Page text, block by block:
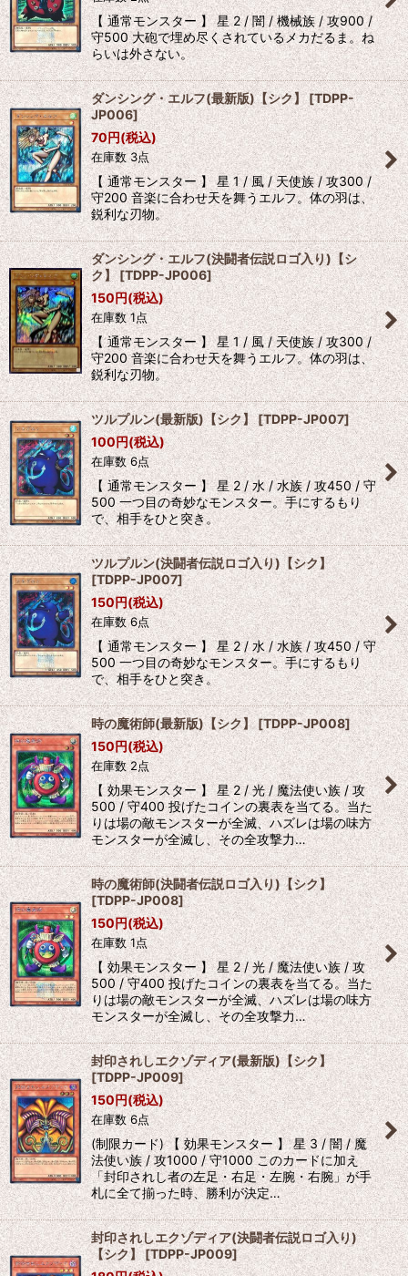
【 通常モンスター 】 星 2 / 闇 / 機械族 / 攻900 /
守500 大砲で埋め尽くされているメカだるま。ね
らいは外さない。
ダンシング・エルフ(最新版)【シク】[TDPP-
JP006]
70円(税込)
在庫数 3点
【 通常モンスター 】 星 1 / 風 / 天使族 / 攻300 /
守200 音楽に合わせ天を舞うエルフ。体の羽は、
鋭利な刃物。
ダンシング・エルフ(決闘者伝説ロゴ入り)【シ
ク】[TDPP-JP006]
150円(税込)
在庫数 1点
【 通常モンスター 】 星 1 / 風 / 天使族 / 攻300 /
守200 音楽に合わせ天を舞うエルフ。体の羽は、
鋭利な刃物。
ツルプルン(最新版)【シク】 [TDPP-JP007]
100円(税込)
在庫数 6点
【 通常モンスター 】 星 2 / 水 / 水族 / 攻450 / 守
500 一つ目の奇妙なモンスター。手にするもり
で、相手をひと突き。
ツルプルン(決闘者伝説ロゴ入り)【シク】
[TDPP-JP007]
150円(税込)
在庫数 6点
【 通常モンスター 】 星 2 / 水 / 水族 / 攻450 / 守
500 一つ目の奇妙なモンスター。手にするもり
で、相手をひと突き。
時の魔術師(最新版)【シク】 [TDPP-JP008]
150円(税込)
在庫数 2点
【 効果モンスター 】 星 2 / 光 / 魔法使い族 / 攻
500 / 守400 投げたコインの裏表を当てる。当た
りは場の敵モンスターが全滅、ハズレは場の味方
モンスターが全滅し、その全攻撃力…
時の魔術師(決闘者伝説ロゴ入り)【シク】
[TDPP-JP008]
150円(税込)
在庫数 1点
【 効果モンスター 】 星 2 / 光 / 魔法使い族 / 攻
500 / 守400 投げたコインの裏表を当てる。当た
りは場の敵モンスターが全滅、ハズレは場の味方
モンスターが全滅し、その全攻撃力…
封印されしエクゾディア(最新版)【シク】
[TDPP-JP009]
150円(税込)
在庫数 6点
(制限カード) 【 効果モンスター 】 星 3 / 闇 / 魔
法使い族 / 攻1000 / 守1000 このカードに加え
「封印されし者の左足・右足・左腕・右腕」が手
札に全て揃った時、勝利が決定…
封印されしエクゾディア(決闘者伝説ロゴ入り)
【シク】 [TDPP-JP009]